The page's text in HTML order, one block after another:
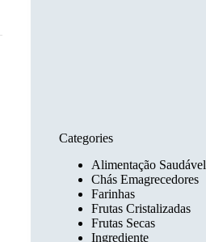
Categories
Alimentação Saudável
Chás Emagrecedores
Farinhas
Frutas Cristalizadas
Frutas Secas
Ingrediente